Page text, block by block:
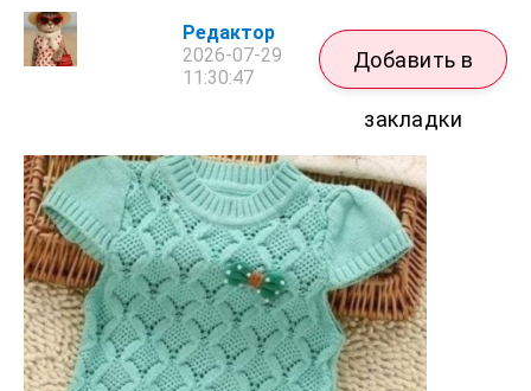
Редактор
2026-07-29
11:30:47
Добавить в
закладки